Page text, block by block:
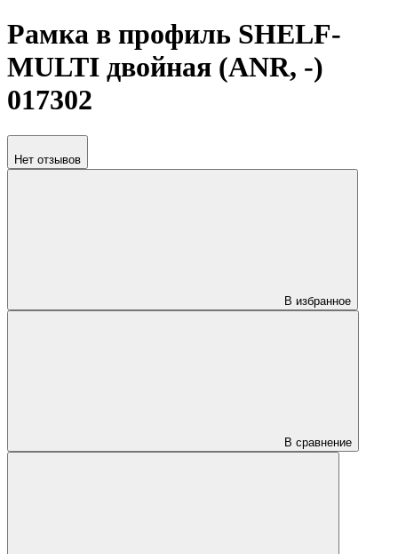
Рамка в профиль SHELF-
MULTI двойная (ANR, -)
017302
Нет отзывов
В избранное
В сравнение